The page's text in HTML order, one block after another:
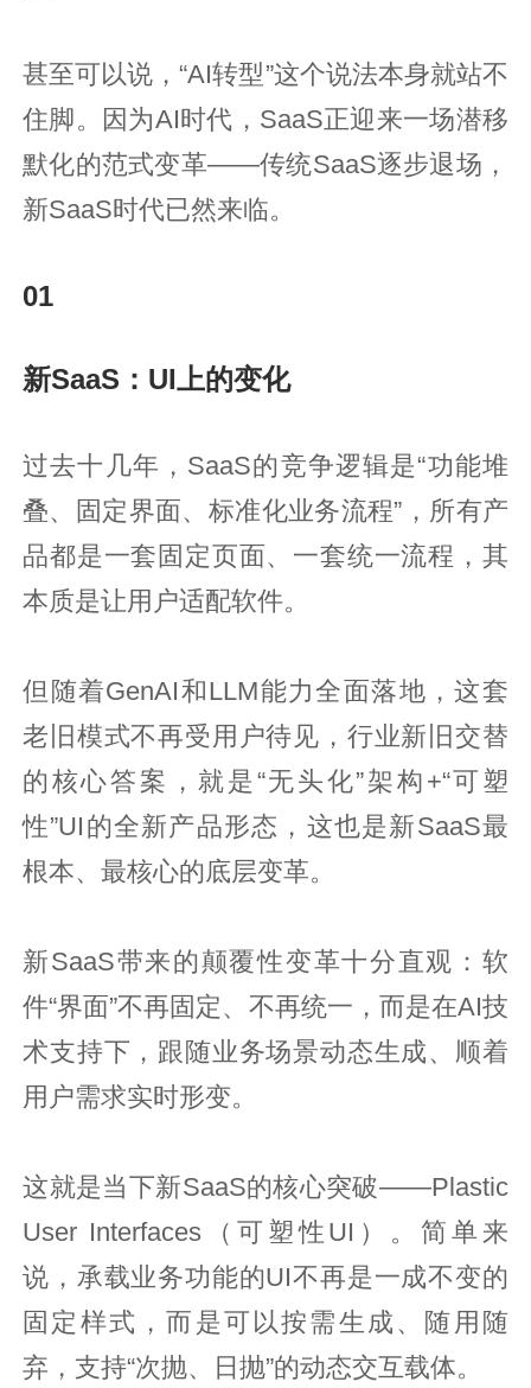
甚至可以说，“AI转型”这个说法本身就站不
住脚。因为AI时代，SaaS正迎来一场潜移
默化的范式变革——传统SaaS逐步退场，
新SaaS时代已然来临。
01
新SaaS：UI上的变化
过去十几年，SaaS的竞争逻辑是“功能堆
叠、固定界面、标准化业务流程”，所有产
品都是一套固定页面、一套统一流程，其
本质是让用户适配软件。
但随着GenAI和LLM能力全面落地，这套
老旧模式不再受用户待见，行业新旧交替
的核心答案，就是“无头化”架构+“可塑
性”UI的全新产品形态，这也是新SaaS最
根本、最核心的底层变革。
新SaaS带来的颠覆性变革十分直观：软
件“界面”不再固定、不再统一，而是在AI技
术支持下，跟随业务场景动态生成、顺着
用户需求实时形变。
这就是当下新SaaS的核心突破——Plastic
User Interfaces（可塑性UI）。简单来
说，承载业务功能的UI不再是一成不变的
固定样式，而是可以按需生成、随用随
弃，支持“次抛、日抛”的动态交互载体。